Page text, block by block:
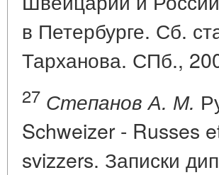
в Петербурге. Сб.
Тарханова. СПб.,
27 Степанов А. М.
Schweizer - Russes
svizzers. Записки